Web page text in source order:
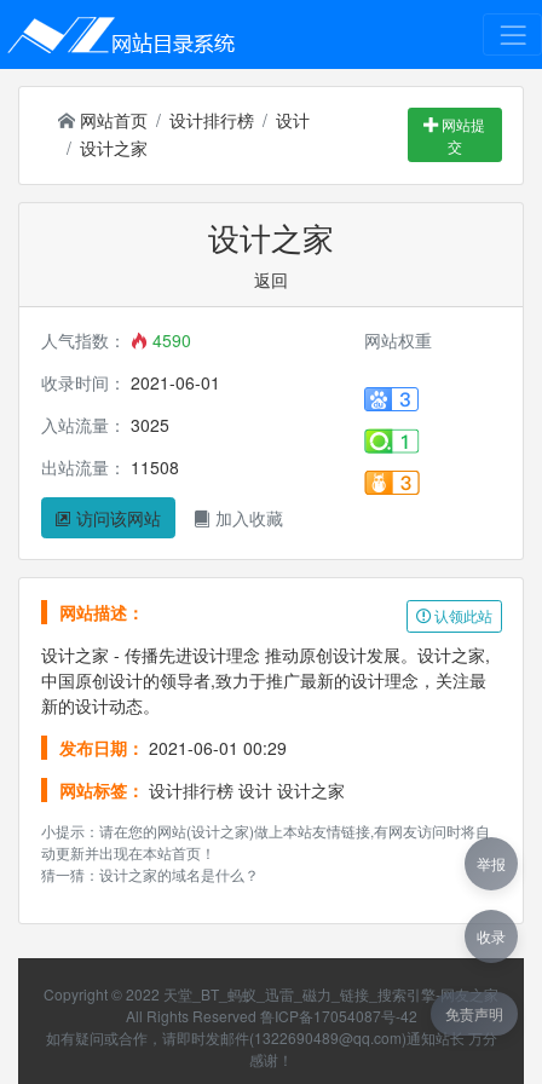
网站首页 设计排行榜
设计
设计之家
网站提
交
设计之家
返回
人气指数：
4590
收录时间： 2021-06-01
入站流量： 3025
出站流量： 11508
访问该网站 加入收藏
网站权重
认领此站
网站描述：
设计之家 - 传播先进设计理念 推动原创设计发展。设计之家,
中国原创设计的领导者,致力于推广最新的设计理念，关注最
新的设计动态。
发布日期： 2021-06-01 00:29
网站标签： 设计排行榜 设计 设计之家
小提示：请在您的网站(设计之家)做上本站友情链接,有网友访问时将自
动更新并出现在本站首页！
猜一猜：设计之家的域名是什么？
Copyright © 2022 天堂_BT_蚂蚁_迅雷_磁力_链接_搜索引擎-网友之家
All Rights Reserved 鲁ICP备17054087号-42
如有疑问或合作，请即时发邮件(1322690489@qq.com)通知站长 万分
感谢！
免责声明
举报
收录